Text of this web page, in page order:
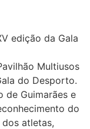
edição da Gala
Multiusos
do Desporto.
de Guimarães e
do
atletas,